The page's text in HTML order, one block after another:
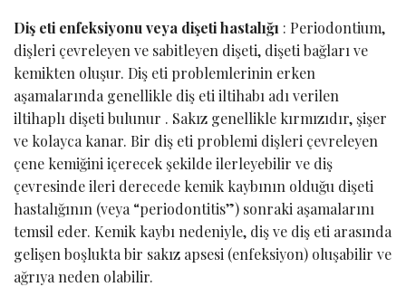
Diş eti enfeksiyonu veya dişeti hastalığı : Periodontium,
dişleri çevreleyen ve sabitleyen dişeti, dişeti bağları ve
kemikten oluşur. Diş eti problemlerinin erken
aşamalarında genellikle diş eti iltihabı adı verilen
iltihaplı dişeti bulunur . Sakız genellikle kırmızıdır, şişer
ve kolayca kanar. Bir diş eti problemi dişleri çevreleyen
çene kemiğini içerecek şekilde ilerleyebilir ve diş
çevresinde ileri derecede kemik kaybının olduğu dişeti
hastalığının (veya “periodontitis”) sonraki aşamalarını
temsil eder. Kemik kaybı nedeniyle, diş ve diş eti arasında
gelişen boşlukta bir sakız apsesi (enfeksiyon) oluşabilir ve
ağrıya neden olabilir.